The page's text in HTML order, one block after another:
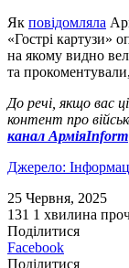
Як повідомляла
«Гострі картузи»
на якому видно
та
До речі, якщо вас
контент про
канал АрміяInform
Джерело:
25 Червня, 2025
131 1 хвилина
Поділитися
Facebook
Поділитися